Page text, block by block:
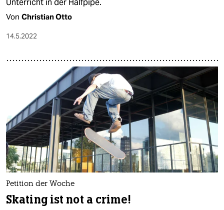
Unterricht in der Halfpipe.
Von Christian Otto
14.5.2022
Petition der Woche
Skating ist not a crime!